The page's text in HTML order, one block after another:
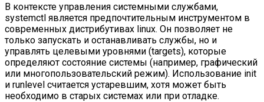
В контексте управления системными службами,
systemctl является предпочтительным инструментом в
современных дистрибутивах linux. Он позволяет не
только запускать и останавливать службы, но и
управлять целевыми уровнями (targets), которые
определяют состояние системы (например, графический
или многопользовательский режим). Использование init
и runlevel считается устаревшим, хотя может быть
необходимо в старых системах или при отладке.